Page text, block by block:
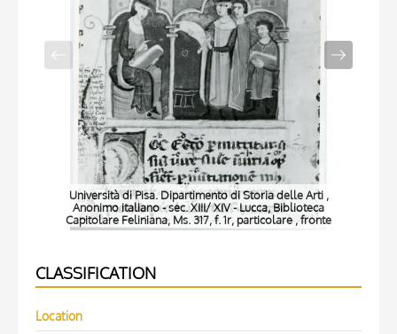
Università di Pisa. Dipartimento di Storia delle Arti ,
Anonimo italiano - sec. XIII/ XIV - Lucca, Biblioteca
Capitolare Feliniana, Ms. 317, f. 1r, particolare , fronte
CLASSIFICATION
Location